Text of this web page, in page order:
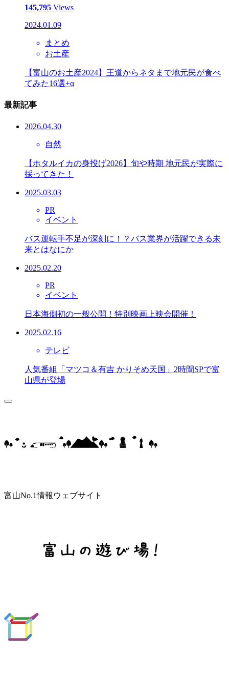
145,795 Views
2024.01.09
まとめ
お土産
【富山のお土産2024】王道からネタまで地元民が食べ
てみた16選+α
最新記事
2026.04.30
自然
【ホタルイカの身投げ2026】旬や時期 地元民が実際に
採ってきた！
2025.03.03
PR
イベント
バス運転手不足が深刻に！？バス業界が活躍できる未
来とはなにか
2025.02.20
PR
イベント
日本海側初の一般公開！特別映画上映会開催！
2025.02.16
テレビ
人気番組「マツコ＆有吉 かりそめ天国」2時間SPで富
山県が登場
富山No.1情報ウェブサイト